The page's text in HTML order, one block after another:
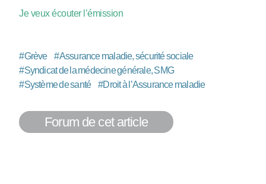
Je veux écouter l’émission
#Grève #Assurance maladie, sécurité sociale
#Syndicat de la médecine générale, SMG
#Système de santé #Droit à l’Assurance maladie
Forum de cet article